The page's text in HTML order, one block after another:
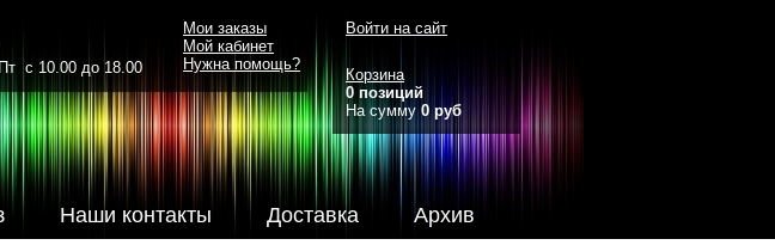
с 10.00 до 18.00
Наши контакты Доставка Архив
Мои заказы
Мой кабинет
Нужна помощь?
Войти на сайт
Корзина
0 позиций
На сумму 0 руб